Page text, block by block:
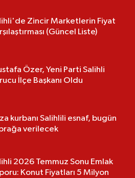
Zincir Marketlerin Fiyat
(Güncel Liste)
Özer, Yeni Parti Salihli
İlçe Başkanı Oldu
kurbanı Salihlili esnaf, bugün
verilecek
2026 Temmuz Sonu Emlak
Konut Fiyatları 5 Milyon